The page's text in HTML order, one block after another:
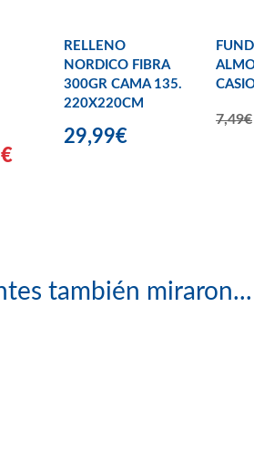
RELLENO
NORDICO FIBRA
300GR CAMA 135.
220X220CM
29,99€
7,49€
también miraron...